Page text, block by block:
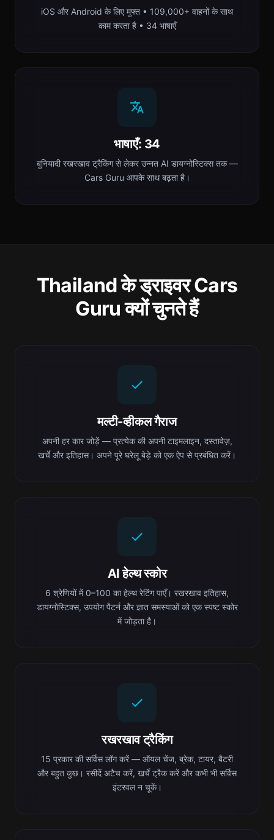
iOS और Android के लिए मुफ्त • 109,000+ वाहनों के साथ
काम करता है • 34 भाषाएँ
भाषाएँ: 34
बुनियादी रखरखाव ट्रैकिंग से लेकर उन्नत AI डायग्नोस्टिक्स तक —
Cars Guru आपके साथ बढ़ता है।
Thailand के ड्राइवर Cars
Guru क्यों चुनते हैं
मल्टी-व्हीकल गैराज
अपनी हर कार जोड़ें — प्रत्येक की अपनी टाइमलाइन, दस्तावेज़,
खर्चे और इतिहास। अपने पूरे घरेलू बेड़े को एक ऐप से प्रबंधित करें।
AI हेल्थ स्कोर
6 श्रेणियों में 0–100 का हेल्थ रेटिंग पाएँ। रखरखाव इतिहास,
डायग्नोस्टिक्स, उपयोग पैटर्न और ज्ञात समस्याओं को एक स्पष्ट स्कोर
में जोड़ता है।
रखरखाव ट्रैकिंग
15 प्रकार की सर्विस लॉग करें — ऑयल चेंज, ब्रेक, टायर, बैटरी
और बहुत कुछ। रसीदें अटैच करें, खर्चे ट्रैक करें और कभी भी सर्विस
इंटरवल न चूकें।